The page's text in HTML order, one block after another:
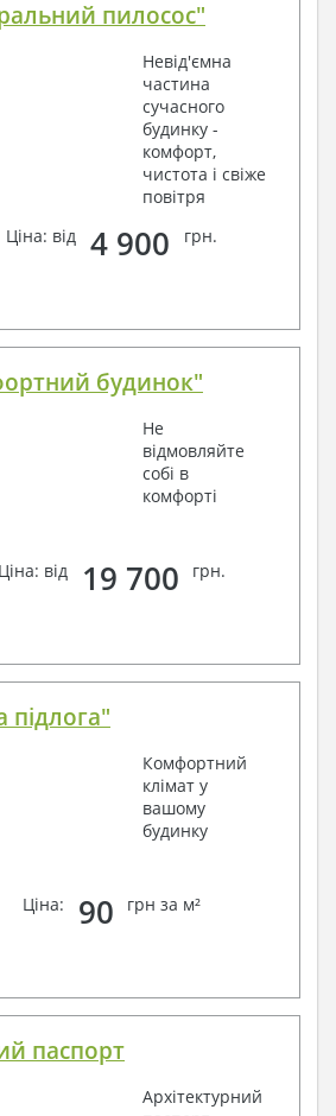
пилосос"
Невід'ємна
частина
сучасного
будинку -
комфорт,
чистота і свіже
повітря
Ціна: від
4 900 грн.
будинок"
Не
відмовляйте
собі в
комфорті
Ціна: від 19 700 грн.
підлога"
Комфортний
клімат у
вашому
будинку
Ціна: 90 грн за м²
паспорт
Архітектурний